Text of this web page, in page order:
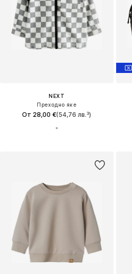
NEXT
Преходно яке
От 28,00 €(54,76 лв.³)